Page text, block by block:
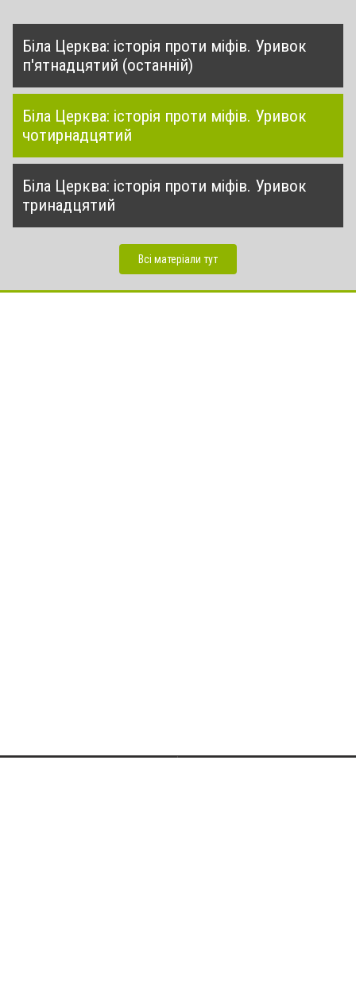
Біла Церква: історія проти міфів. Уривок
п'ятнадцятий (останній)
Біла Церква: історія проти міфів. Уривок
чотирнадцятий
Біла Церква: історія проти міфів. Уривок
тринадцятий
Всі матеріали тут